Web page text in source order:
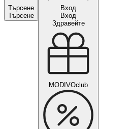
Търсене
Търсене
Вход
Вход
Здравейте
MODIVOclub